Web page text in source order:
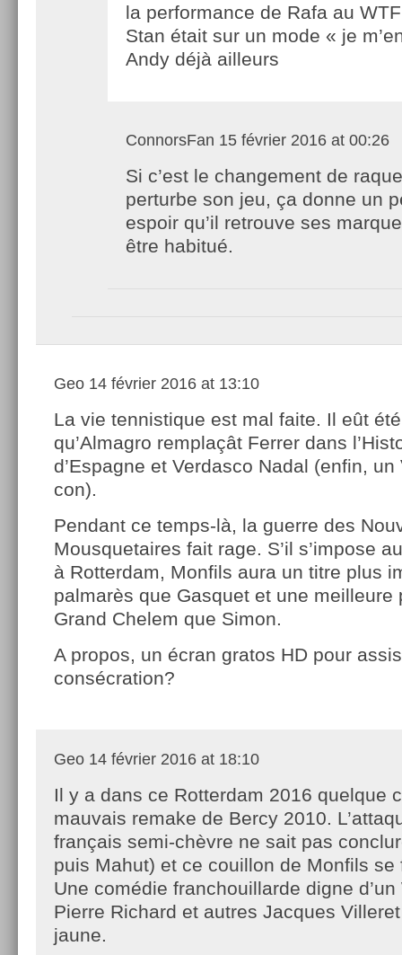
la performance de Rafa au
Stan était sur un mode « je
Andy déjà ailleurs
ConnorsFan 15 février 2016 at 00:26
Si c’est le changement de
perturbe son jeu, ça donne un
espoir qu’il retrouve ses
être habitué.
Geo 14 février 2016 at 13:10
La vie tennistique est mal faite. Il eût
qu’Almagro remplaçât Ferrer dans
d’Espagne et Verdasco Nadal (enfin,
con).
Pendant ce temps-là, la guerre des
Mousquetaires fait rage. S’il s’impose
à Rotterdam, Monfils aura un titre plus
palmarès que Gasquet et une meilleure
Grand Chelem que Simon.
A propos, un écran gratos HD pour
consécration?
Geo 14 février 2016 at 18:10
Il y a dans ce Rotterdam 2016 quelque
mauvais remake de Bercy 2010.
français semi-chèvre ne sait pas
puis Mahut) et ce couillon de Monfils
Une comédie franchouillarde digne
Pierre Richard et autres Jacques
jaune.